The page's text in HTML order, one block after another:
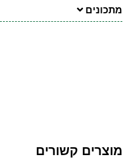
מתכונים
מוצרים קשורים